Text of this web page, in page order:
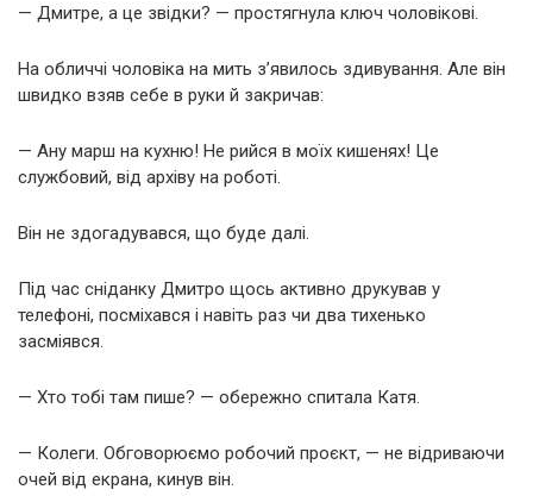
— Дмитре, а це звідки? — простягнула ключ чоловікові.
На обличчі чоловіка на мить з’явилось здивування. Але він
швидко взяв себе в руки й закричав:
— Ану марш на кухню! Не рийся в моїх кишенях! Це
службовий, від архіву на роботі.
Він не здогадувався, що буде далі.
Під час сніданку Дмитро щось активно друкував у
телефоні, посміхався і навіть раз чи два тихенько
засміявся.
— Хто тобі там пише? — обережно спитала Катя.
— Колеги. Обговорюємо робочий проєкт, — не відриваючи
очей від екрана, кинув він.